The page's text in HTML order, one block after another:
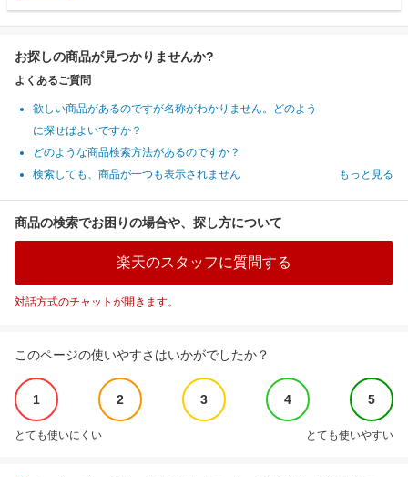
お探しの商品が見つかりませんか?
よくあるご質問
欲しい商品があるのですが名称がわかりません。どのよう
に探せばよいですか？
どのような商品検索方法があるのですか？
検索しても、商品が一つも表示されません
もっと見る
商品の検索でお困りの場合や、探し方について
楽天のスタッフに質問する
対話方式のチャットが開きます。
このページの使いやすさはいかがでしたか？
1 2 3 4 5
とても使いにくい とても使いやすい